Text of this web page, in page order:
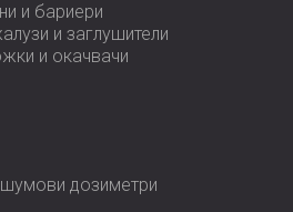
хотел, базирани на
от разработчика на
и бариери
и заглушители
и окачвачи
дозиметри